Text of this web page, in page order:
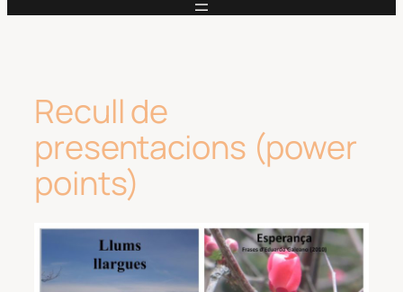
Recull de
presentacions (power
points)